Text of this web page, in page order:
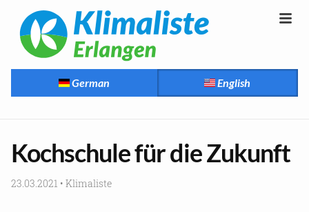
German English
Kochschule für die Zukunft
23.03.2021 • Klimaliste